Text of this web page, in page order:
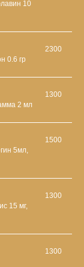
10
0.6 гр
2300
2 мл
1300
5мл,
1500
15 мг,
1300
1300